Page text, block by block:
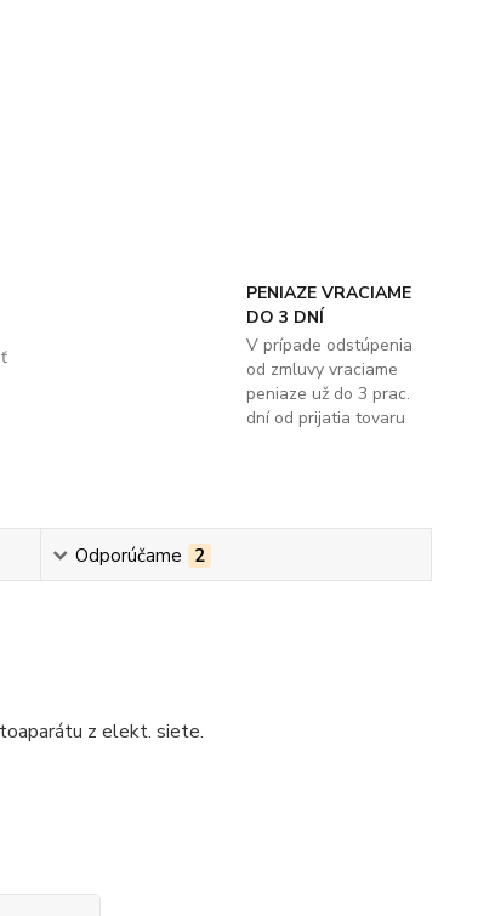
PENIAZE VRACIAME
DO 3 DNÍ
V prípade odstúpenia
od zmluvy vraciame
peniaze už do 3 prac.
dní od prijatia tovaru
Odporúčame 2
z elekt. siete.